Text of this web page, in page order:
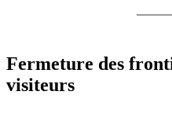
Fermeture des
visiteurs